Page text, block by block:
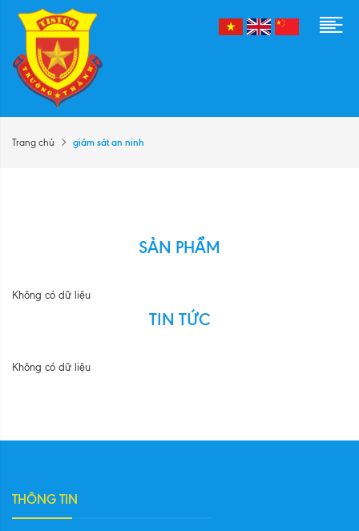
Trang chủ giám sát an ninh
SẢN PHẨM
Không có dữ liệu
TIN TỨC
Không có dữ liệu
THÔNG TIN